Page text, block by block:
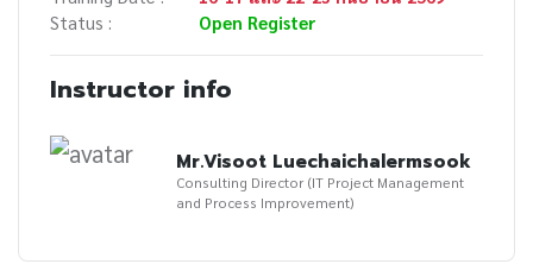
Status :
Open Register
Instructor info
Mr.Visoot Luechaichalermsook
Consulting Director (IT Project Management
and Process Improvement)